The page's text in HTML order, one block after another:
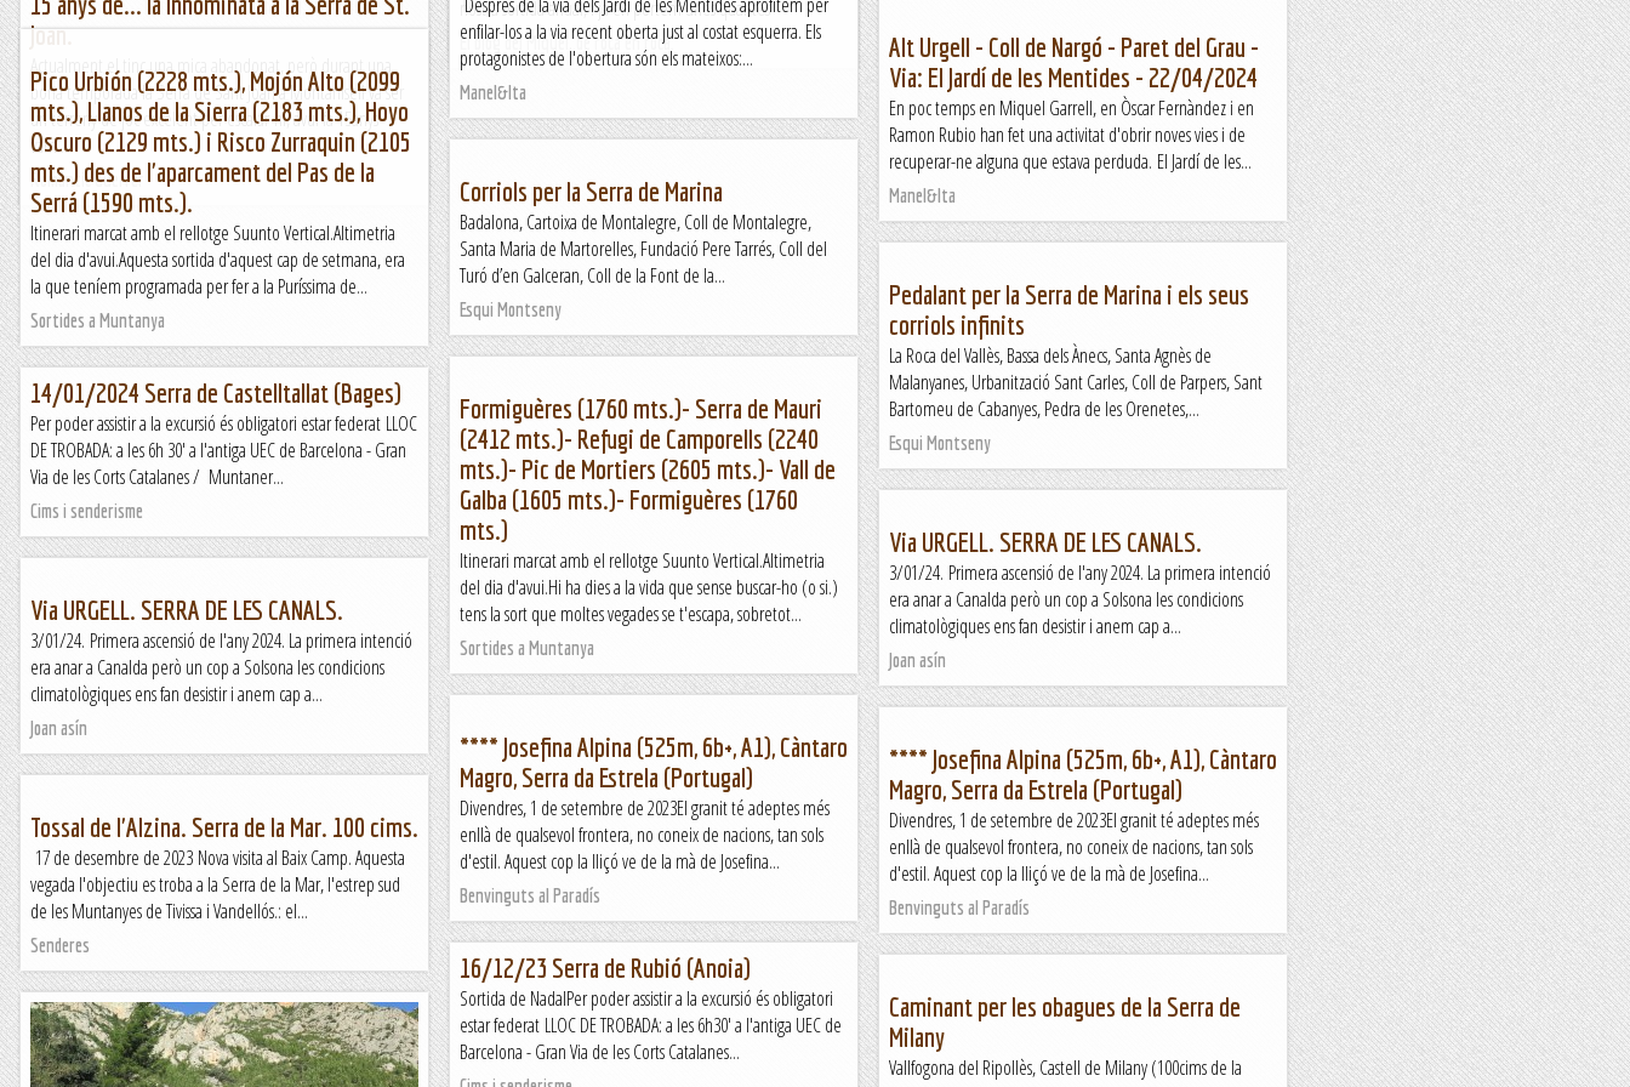
nostra sortida anual, i ja en portem unes quantes
El blog del Miquel, de roca en roca.
Joan.
Actualment el tinc una mica abandonat, però durant una
bona temporada la Serra de Sant Joan a Montanisell va ser
un terreny de joc excelent per escalar-hi, avui fa 15anys
vam...
Romàntic Guerrer
enfilar-los a la via recent oberta just al costat esquerra. Els
protagonistes de l'obertura són els mateixos:...
Manel&Ita
Alt Urgell - Coll de Nargó - Paret del Grau -
Via: El Jardí de les Mentides - 22/04/2024
En poc temps en Miquel Garrell, en Òscar Fernàndez i en
Ramon Rubio han fet una activitat d'obrir noves vies i de
recuperar-ne alguna que estava perduda. El Jardí de les...
Manel&Ita
Pico Urbión (2228 mts.), Mojón Alto (2099
mts.), Llanos de la Sierra (2183 mts.), Hoyo
Oscuro (2129 mts.) i Risco Zurraquin (2105
mts.) des de l'aparcament del Pas de la
Serrá (1590 mts.).
Itinerari marcat amb el rellotge Suunto Vertical.Altimetria
del dia d'avui.Aquesta sortida d'aquest cap de setmana, era
la que teníem programada per fer a la Puríssima de...
Sortides a Muntanya
Corriols per la Serra de Marina
Badalona, Cartoixa de Montalegre, Coll de Montalegre,
Santa Maria de Martorelles, Fundació Pere Tarrés, Coll del
Turó d’en Galceran, Coll de la Font de la...
Esqui Montseny
Pedalant per la Serra de Marina i els seus
corriols infinits
La Roca del Vallès, Bassa dels Ànecs, Santa Agnès de
Malanyanes, Urbanització Sant Carles, Coll de Parpers, Sant
Bartomeu de Cabanyes, Pedra de les Orenetes,...
Esqui Montseny
Formiguères (1760 mts.)- Serra de Mauri
(2412 mts.)- Refugi de Camporells (2240
mts.)- Pic de Mortiers (2605 mts.)- Vall de
Galba (1605 mts.)- Formiguères (1760
mts.)
Itinerari marcat amb el rellotge Suunto Vertical.Altimetria
del dia d'avui.Hi ha dies a la vida que sense buscar-ho (o si.)
tens la sort que moltes vegades se t'escapa, sobretot...
Sortides a Muntanya
14/01/2024 Serra de Castelltallat (Bages)
Per poder assistir a la excursió és obligatori estar federat LLOC
DE TROBADA: a les 6h 30' a l'antiga UEC de Barcelona - Gran
Via de les Corts Catalanes / Muntaner...
Cims i senderisme
Via URGELL. SERRA DE LES CANALS.
3/01/24. Primera ascensió de l'any 2024. La primera intenció
era anar a Canalda però un cop a Solsona les condicions
climatològiques ens fan desistir i anem cap a...
Joan asín
Via URGELL. SERRA DE LES CANALS.
3/01/24. Primera ascensió de l'any 2024. La primera intenció
era anar a Canalda però un cop a Solsona les condicions
climatològiques ens fan desistir i anem cap a...
Joan asín
**** Josefina Alpina (525m, 6b+, A1), Càntaro
Magro, Serra da Estrela (Portugal)
Divendres, 1 de setembre de 2023El granit té adeptes més
enllà de qualsevol frontera, no coneix de nacions, tan sols
d'estil. Aquest cop la lliçó ve de la mà de Josefina...
Benvinguts al Paradís
**** Josefina Alpina (525m, 6b+, A1), Càntaro
Magro, Serra da Estrela (Portugal)
Divendres, 1 de setembre de 2023El granit té adeptes més
enllà de qualsevol frontera, no coneix de nacions, tan sols
d'estil. Aquest cop la lliçó ve de la mà de Josefina...
Benvinguts al Paradís
Tossal de l'Alzina. Serra de la Mar. 100 cims.
17 de desembre de 2023 Nova visita al Baix Camp. Aquesta
vegada l'objectiu es troba a la Serra de la Mar, l'estrep sud
de les Muntanyes de Tivissa i Vandellós.: el...
Senderes
16/12/23 Serra de Rubió (Anoia)
Sortida de NadalPer poder assistir a la excursió és obligatori
estar federat LLOC DE TROBADA: a les 6h30' a l'antiga UEC de
Barcelona - Gran Via de les Corts Catalanes...
Caminant per les obagues de la Serra de
Milany
Vallfogona del Ripollès, Castell de Milany (100cims de la